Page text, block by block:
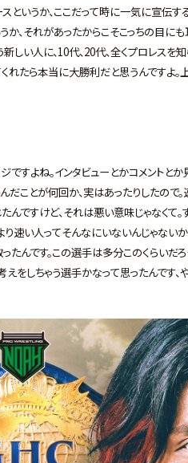
というか、ここだって時に一気に宣伝す
、それがあったからこそこっちの目に
しい人に、10代、20代、全くプロレスを
たら本当に大勝利だと思うんですよ。
すよね。インタビューとかコメントと
ことが何回か、実はあったりしたので。
んですけど、それは悪い意味じゃなく
速い人ってそんなにいないんじゃない
んです。この選手は多分このくらいだ
をしちゃう選手かなって思ったんです